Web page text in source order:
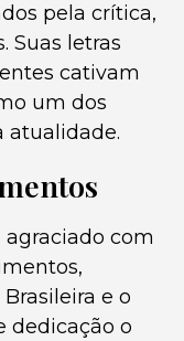
pela crítica,
Suas letras
cativam
um dos
atualidade.
com
e o
dedicação o